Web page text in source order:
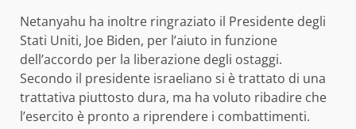
Netanyahu ha inoltre ringraziato il Presidente degli
Stati Uniti, Joe Biden, per l’aiuto in funzione
dell’accordo per la liberazione degli ostaggi.
Secondo il presidente israeliano si è trattato di una
trattativa piuttosto dura, ma ha voluto ribadire che
l’esercito è pronto a riprendere i combattimenti.